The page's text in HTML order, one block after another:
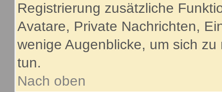
Registrierung zusätzliche
Avatare, Private Nachrichten,
wenige Augenblicke, um sich
tun.
Nach oben